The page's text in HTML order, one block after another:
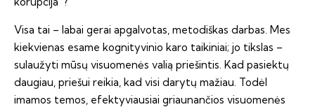
Visa tai – labai gerai apgalvotas, metodiškas darbas. Mes
kiekvienas esame kognityvinio karo taikiniai; jo tikslas –
sulaužyti mūsų visuomenės valią priešintis. Kad pasiektų
daugiau, priešui reikia, kad visi darytų mažiau. Todėl
imamos temos, efektyviausiai griaunančios visuomenės